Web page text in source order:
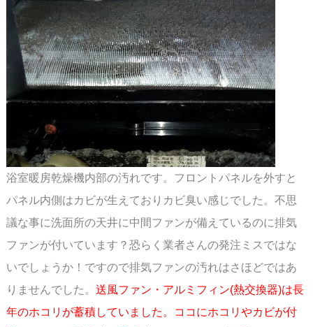
浴室暖房乾燥機内部の汚れです。フロントパネルを外すと
パネル内側はカビが生えており カビ臭い感じでした。不思
議な事に洗面所の天井に中間ファンが備えているのに排気
ファンが付いています？恐らく業者さんの発注ミスではな
いでしょうか！ですので排気ファンの汚れはさほどではあ
りませんでした。 送風ファン・アルミフィン(熱交換器)は長
年のホコリが蓄積していました。ココにホコリやカビが付